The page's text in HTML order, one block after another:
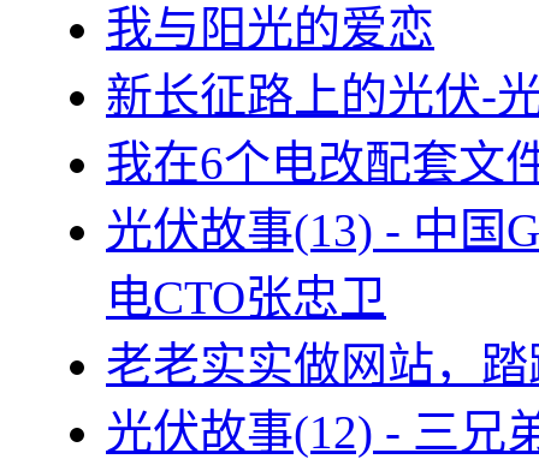
我与阳光的爱恋
新长征路上的光伏-
我在6个电改配套文
光伏故事(13) - 中国
电CTO张忠卫
老老实实做网站，
光伏故事(12) - 三兄